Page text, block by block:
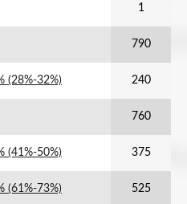
1
790
(28%-32%) 240
760
(41%-50%) 375
(61%-73%) 525